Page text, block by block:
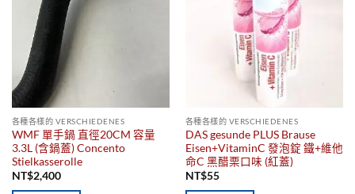
各種各樣的 VERSCHIEDENES
WMF 單手鍋 直徑20CM 容量
3.3L (含鍋蓋) Concento
Stielkasserolle
NT$2,400
各種各樣的 VERSCHIEDENES
DAS gesunde PLUS Brause
Eisen+VitaminC 發泡錠 鐵+維他
命C 黑醋栗口味 (紅蓋)
NT$55